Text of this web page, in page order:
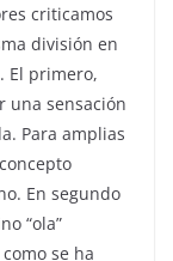
criticamos
división en
El primero,
una sensación
Para amplias
En segundo
“ola”
se ha